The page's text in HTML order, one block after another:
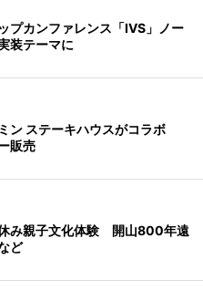
プカンファレンス「IVS」ノー
装テーマに
ン ステーキハウスがコラボ
販売
み親子文化体験 開山800年遠
ど